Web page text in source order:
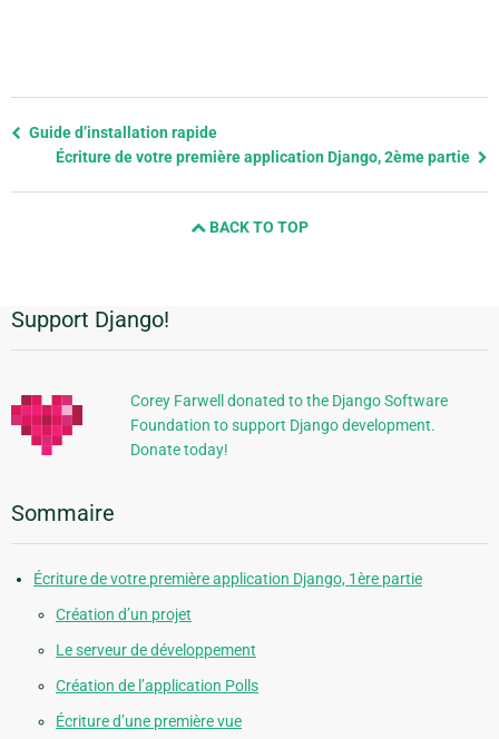
Previous
Guide d’installation rapide
Écriture de votre première application Django, 2ème partie
BACK TO TOP
Informations
supplémentaires
Support Django!
Corey Farwell donated to the Django Software
Foundation to support Django development.
Donate today!
Sommaire
Écriture de votre première application Django, 1ère partie
Création d’un projet
Le serveur de développement
Création de l’application Polls
Écriture d’une première vue